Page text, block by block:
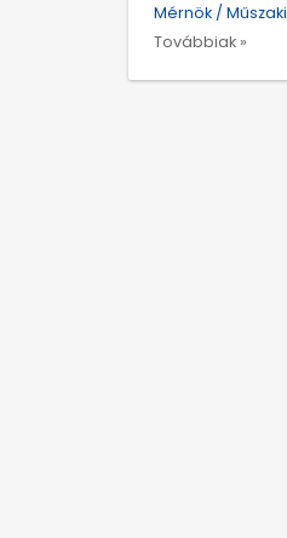
Mérnök / Műszaki
Továbbiak »